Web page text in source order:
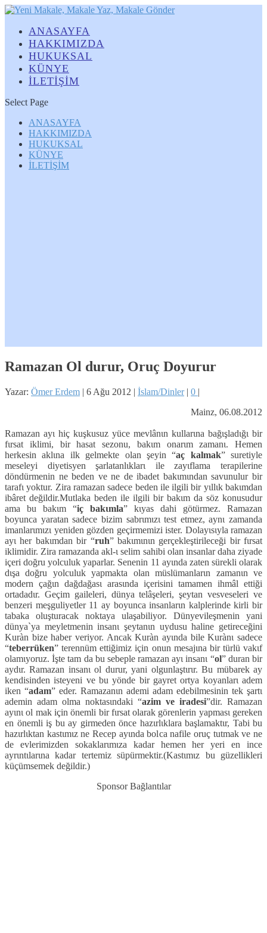
ANASAYFA
HAKKIMIZDA
HUKUKSAL
KÜNYE
İLETİŞİM
Select Page
ANASAYFA
HAKKIMIZDA
HUKUKSAL
KÜNYE
İLETİŞİM
Ramazan Ol durur, Oruç Doyurur
Yazar: Ömer Erdem | 6 Ağu 2012 | İslam/Dinler| 0 |
Mainz, 06.08.2012
Ramazan ayι hiç kuşkusuz yüce mevlânιn kullarιna bağιşladιğι bir
fιrsat iklimi, bir hasat sezonu, bakιm onarιm zamanι. Hemen
herkesin aklιna ilk gelmekte olan şeyin “aç kalmak” suretiyle
meseleyi diyetisyen şarlatanlιklarι ile zayιflama terapilerine
döndürmenin ne beden ve ne de ibadet bakιmιndan savunulur bir
tarafι yoktur. Zira ramazan sadece beden ile ilgili bir yιllιk bakιmdan
ibâret değildir.Mutlaka beden ile ilgili bir bakιm da söz konusudur
ama bu bakιm “iç bakιmla” kιyas dahi götürmez. Ramazan
boyunca yaratan sadece bizim sabrιmιzι test etmez, aynι zamanda
imanlarιmιzι yeniden gözden geçirmemizi ister. Dolayιsιyla ramazan
ayι her bakιmdan bir “ruh” bakιmιnιn gerçekleştirileceği bir fιrsat
iklimidir. Zira ramazanda akl-ι selim sahibi olan insanlar daha ziyade
içeri doğru yolculuk yaparlar. Senenin 11 ayιnda zaten sürekli olarak
dιşa doğru yolculuk yapmakta olan müslümanlarιn zamanιn ve
modern çağιn dağdağasι arasιnda içerisini tamamen ihmâl ettiği
ortadadιr. Geçim gaileleri, dünya telâşeleri, şeytan vesveseleri ve
benzeri meşguliyetler 11 ay boyunca insanlarιn kalplerinde kirli bir
tabaka oluşturacak noktaya ulaşabiliyor. Dünyevileşmenin yani
dünya`ya meyletmenin insanι şeytanιn uydusu haline getireceğini
Kuràn bize haber veriyor. Ancak Kuràn ayιnda bile Kurànι sadece
“teberrüken” terennüm ettiğimiz için onun mesajιna bir türlü vakιf
olamιyoruz. İşte tam da bu sebeple ramazan ayι insanι “ol” duran bir
aydιr. Ramazan insanι ol durur, yani olgunlaştιrιr. Bu mübarek ay
kendisinden isteyeni ve bu yönde bir gayret ortya koyanlarι adem
iken “adam” eder. Ramazanιn ademi adam edebilmesinin tek şartι
ademin adam olma noktasιndaki “azim ve iradesi”dir. Ramazan
ayιnι ol mak için önemli bir fιrsat olarak görenlerin yapmasι gereken
en önemli iş bu ay girmeden önce hazιrlιklara başlamaktιr, Tabi bu
hazιrlιktan kastιmιz ne Recep ayιnda bolca nafile oruç tutmak ve ne
de evlerimizden sokaklarιmιza kadar hemen her yeri en ince
ayrιntιlarιna kadar tertemiz süpürmektir.(Kastιmιz bu güzellikleri
küçümsemek değildir.)
Sponsor Bağlantılar